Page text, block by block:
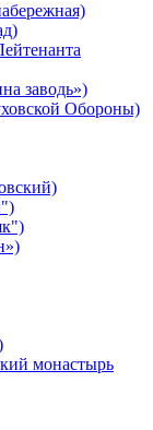
заводь»)
Обороны)
монастырь